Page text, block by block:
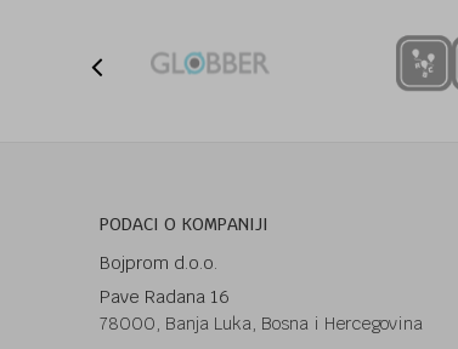
PODACI O KOMPANIJI
Bojprom d.o.o.
Pave Radana 16
78000, Banja Luka, Bosna i Hercegovina